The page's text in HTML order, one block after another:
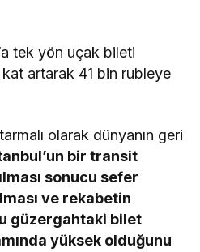
tek yön uçak bileti
artarak 41 bin rubleye
olarak dünyanın geri
bir transit
sonucu sefer
ve rekabetin
güzergahtaki bilet
yüksek olduğunu